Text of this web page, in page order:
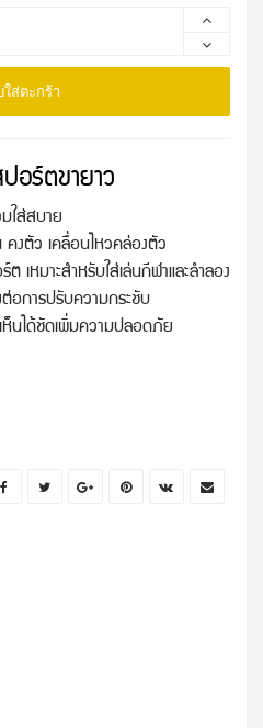
อร์ตขายาว
ใส่สบาย
งตัว เคลื่อนไหวคล่องตัว
เหมาะสำหรับใส่เล่นกีฬาและลำลอง
ต่อการปรับความกระชับ
นได้ชัดเพิ่มความปลอดภัย
ส่ตะกร้า